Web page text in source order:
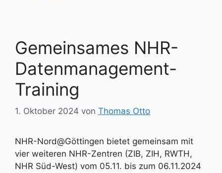
Gemeinsames NHR-
Datenmanagement-
Training
1. Oktober 2024 von Thomas Otto
NHR-Nord@Göttingen bietet gemeinsam mit
vier weiteren NHR-Zentren (ZIB, ZIH, RWTH,
NHR Süd-West) vom 05.11. bis zum 06.11.2024